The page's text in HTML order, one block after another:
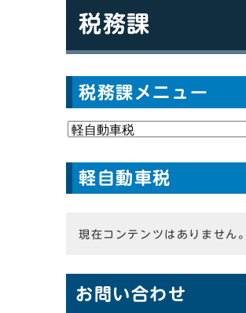
税務課
税務課メニュー
軽自動車税
現在コンテンツはありません。
お問い合わせ